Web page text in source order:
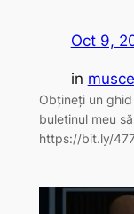
Oct 9,
in
Obțineți un
buletinul meu
https://bit.ly/